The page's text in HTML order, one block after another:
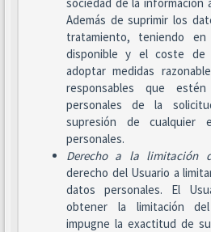
Además de suprimir los
tratamiento, teniendo
disponible y el coste de
adoptar medidas
responsables que
personales de la
supresión de cualquier
personales.
Derecho a la limitación
derecho del Usuario a
datos personales. El
obtener la limitación
impugne la exactitud de